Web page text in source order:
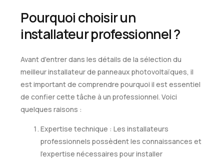
Pourquoi choisir un
installateur professionnel ?
Avant d'entrer dans les détails de la sélection du
meilleur installateur de panneaux photovoltaïques, il
est important de comprendre pourquoi il est essentiel
de confier cette tâche à un professionnel. Voici
quelques raisons :
Expertise technique : Les installateurs
professionnels possèdent les connaissances et
l'expertise nécessaires pour installer